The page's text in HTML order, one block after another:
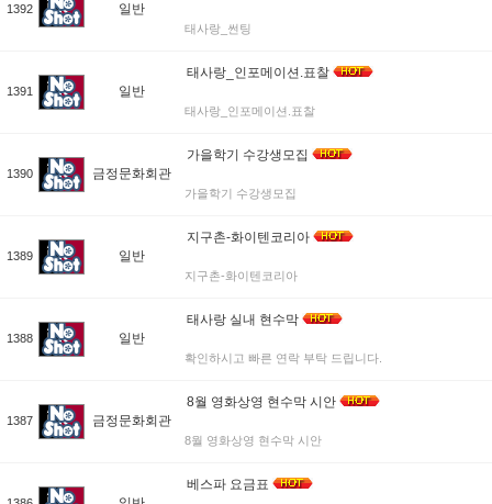
1392 일반
태사랑_썬팅
1391 일반
태사랑_인포메이션.표찰
태사랑_인포메이션.표찰
1390 금정문화회관
가을학기 수강생모집
가을학기 수강생모집
1389 일반
지구촌-화이텐코리아
지구촌-화이텐코리아
1388 일반
태사랑 실내 현수막
확인하시고 빠른 연락 부탁 드립니다.
1387 금정문화회관
8월 영화상영 현수막 시안
8월 영화상영 현수막 시안
베스파 요금표